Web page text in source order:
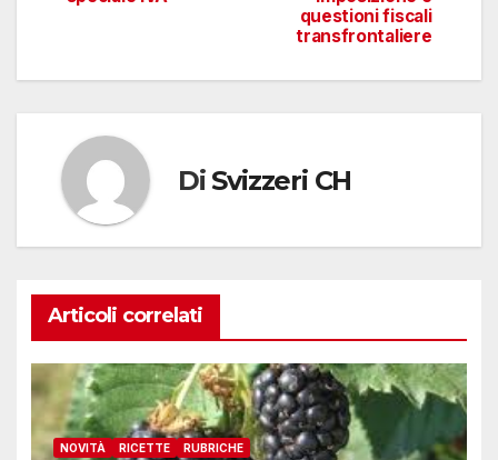
questioni fiscali
transfrontaliere
Di Svizzeri CH
Articoli correlati
NOVITÀ RICETTE RUBRICHE